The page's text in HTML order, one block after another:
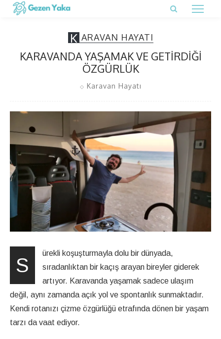
K ARAVAN HAYATI
KARAVANDA YAŞAMAK VE GETIRDIĞI
ÖZGÜRLÜK
Karavan Hayatı
S
ürekli koşuşturmayla dolu bir dünyada,
sıradanlıktan bir kaçış arayan bireyler giderek
artıyor. Karavanda yaşamak sadece ulaşım
değil, aynı zamanda açık yol ve spontanlık sunmaktadır.
Kendi rotanızı çizme özgürlüğü etrafında dönen bir yaşam
tarzı da vaat ediyor.